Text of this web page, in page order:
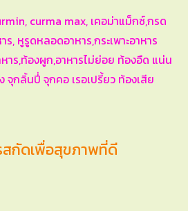
กัดเพื่อสุขภาพที่ดี